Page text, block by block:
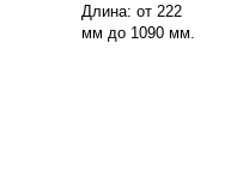
Длина: от 222
мм до 1090 мм.